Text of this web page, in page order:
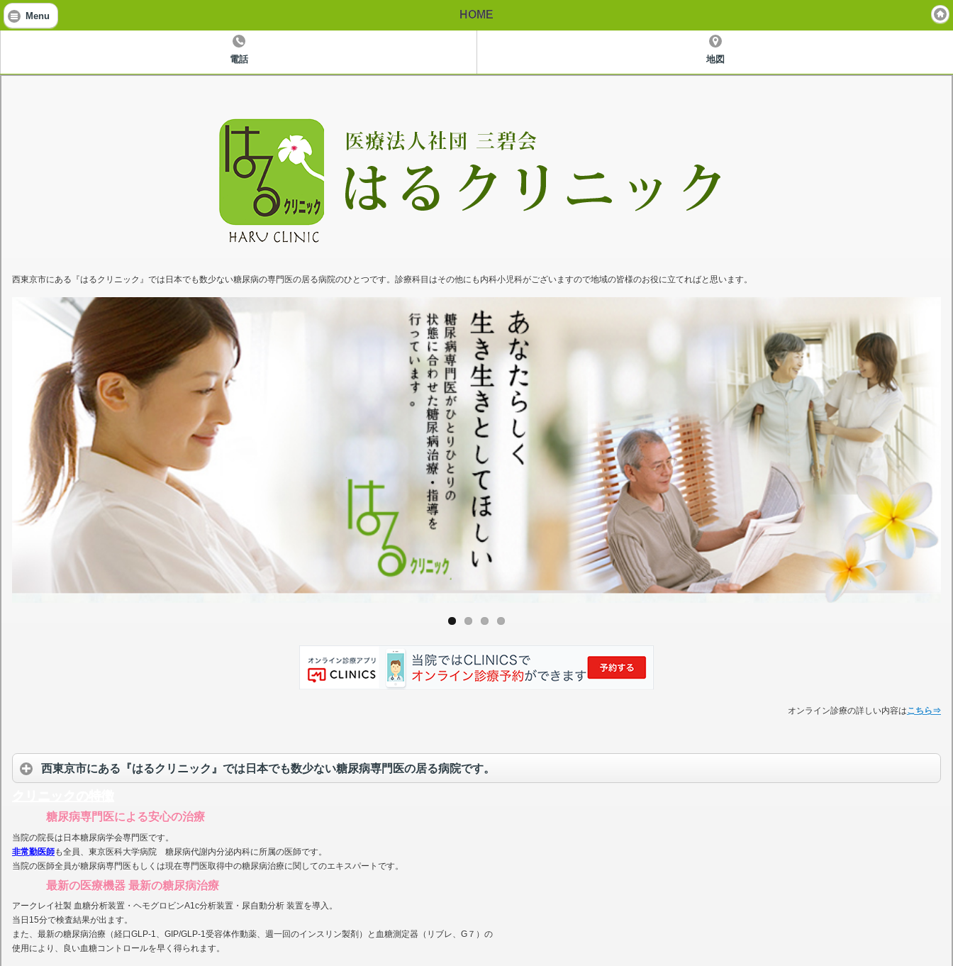
Menu HOME
電話 地図
西東京市にある『はるクリニック』では日本でも数少ない糖尿病の専門医の居る病院のひとつです。診療科目はその他にも内科小児科がございますので地域の皆様のお役に立てればと思います。
オンライン診療の詳しい内容はこちら⇒
西東京市にある『はるクリニック』では日本でも数少ない糖尿病専門医の居る病院です。
糖尿病専門医による安心の治療
当院の院長は日本糖尿病学会専門医です。
非常勤医師も全員、東京医科大学病院 糖尿病代謝内分泌内科に所属の医師です。
当院の医師全員が糖尿病専門医もしくは現在専門医取得中の糖尿病治療に関してのエキスパートです。
最新の医療機器 最新の糖尿病治療
アークレイ社製 血糖分析装置・ヘモグロビンA1c分析装置・尿自動分析 装置を導入。
当日15分で検査結果が出ます。
また、最新の糖尿病治療（経口GLP-1、GIP/GLP-1受容体作動薬、週一回のインスリン製剤）と血糖測定器（リブレ、G７）の
使用により、良い血糖コントロールを早く得られます。